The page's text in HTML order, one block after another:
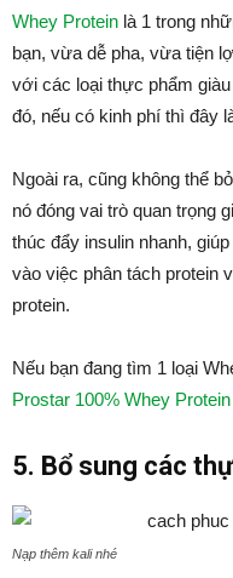
Whey Protein là 1 trong
bạn, vừa dễ pha, vừa tiện
với các loại thực phẩm
đó, nếu có kinh phí thì đây
Ngoài ra, cũng không thể
nó đóng vai trò quan trọng
thúc đẩy insulin nhanh,
vào việc phân tách protein
protein.
Nếu bạn đang tìm 1 loại
Prostar 100% Whey Protein
5. Bổ sung các
Nạp thêm kali nhé